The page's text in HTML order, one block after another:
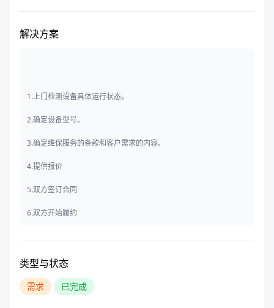
解决方案
1.上门检测设备具体运行状态。
2.确定设备型号。
3.确定维保服务的条款和客户需求的内容。
4.提供报价
5.双方签订合同
6.双方开始履约
类型与状态
需求 已完成